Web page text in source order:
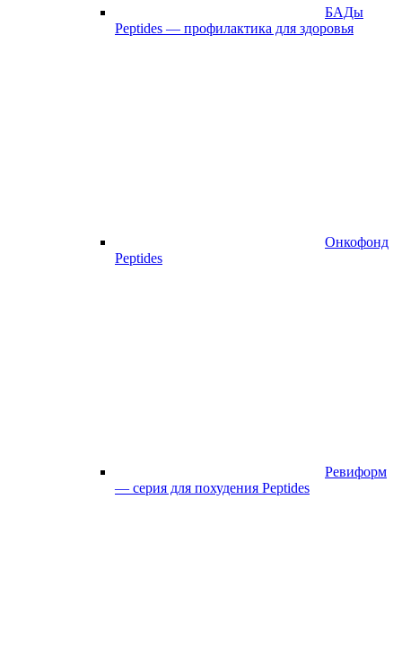
БАДы
Peptides — профилактика для здоровья
Онкофонд
Peptides
Ревиформ
— серия для похудения Peptides